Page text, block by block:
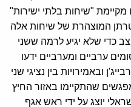
מקיימת "שיחות בלתי ישירות"
המוצהרת של שיחות אלה
כדי שלא יגיע לרמה ששני
ערביים ומערביים ידעו
ובאמירויות בין נציגי שני
שהתקיימו באזור החיץ
יוצג על ידי ראש אגף